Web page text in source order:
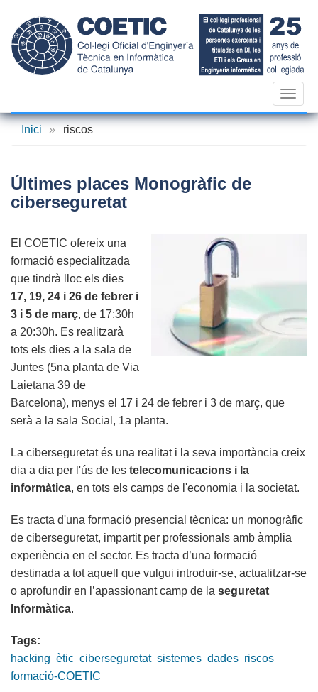
contingut
Inici
» riscos
Últimes places Monogràfic de
ciberseguretat
El COETIC ofereix una
formació especialitzada
que tindrà lloc els dies
17, 19, 24 i 26 de febrer i
3 i 5 de març, de 17:30h
a 20:30h. Es realitzarà
tots els dies a la sala de
Juntes (5na planta de Via
Laietana 39 de
Barcelona), menys el 17 i 24 de febrer i 3 de març, que
serà a la sala Social, 1a planta.
La ciberseguretat és una realitat i la seva importància creix
dia a dia per l'ús de les telecomunicacions i la
informàtica, en tots els camps de l'economia i la societat.
Es tracta d'una formació presencial tècnica: un monogràfic
de ciberseguretat, impartit per professionals amb àmplia
experiència en el sector. Es tracta d’una formació
destinada a tot aquell que vulgui introduir-se, actualitzar-se
o aprofundir en l’apassionant camp de la seguretat
Informàtica.
Tags:
hacking ètic ciberseguretat sistemes dades riscos
formació-COETIC